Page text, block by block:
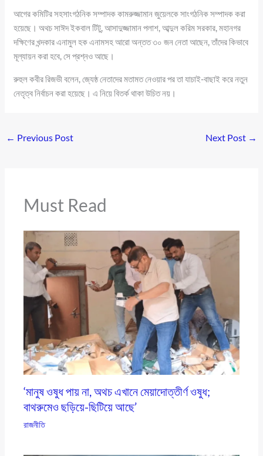
আগের কমিটির সহসাংগঠনিক সম্পাদক কামরুজ্জামান জুয়েলকে সাংগঠনিক সম্পাদক করা
হয়েছে। অথচ সাঈদ ইকবাল টিটু, আসাদুজ্জামান পলাশ, আব্দুল করিম সরকার, মহানগর
দক্ষিণের খন্দকার এনামুল হক এনামসহ আরো অন্তত ৩০ জন নেতা আছেন, তাঁদের কিভাবে
মূল্যায়ন করা হবে, সে প্রশ্নও আছে।
রুহুল কবীর রিজভী বলেন, জ্যেষ্ঠ নেতাদের মতামত নেওয়ার পর তা যাচাই-বাছাই করে নতুন
নেতৃত্ব নির্বাচন করা হয়েছে। এ নিয়ে বিতর্ক থাকা উচিত নয়।
← Previous Post Next Post →
Must Read
‘মানুষ ওষুধ পায় না, অথচ এখানে মেয়াদোত্তীর্ণ ওষুধ;
বাথরুমেও ছড়িয়ে-ছিটিয়ে আছে’
রাজনীতি